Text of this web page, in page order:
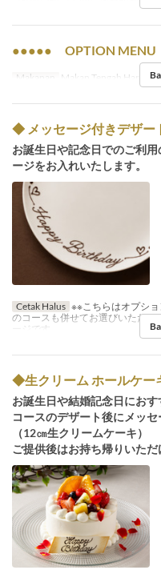
●●●●● OPTION
Makanan Makan Tengah Hari,
◆ メッセージ付きデザ
お誕生日や記念日でのご利
ージをお入れいたします。
Cetak Halus ※※こちらはオプシ
のコースも併せてお選びいただき
ージです
◆生クリーム ホールケ
お誕生日や結婚記念日におす
コースのデザート後にメッセ
（12㎝生クリームケーキ）
ご提供後はお持ち帰りいただ